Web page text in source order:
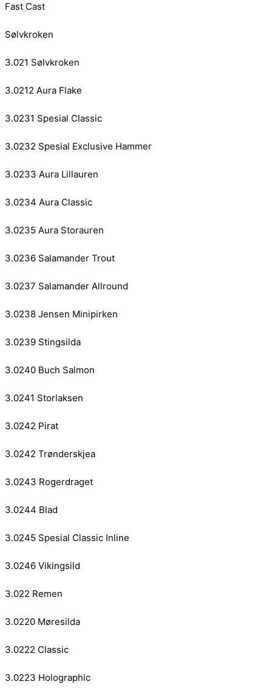
Fast Cast
Sølvkroken
3.021 Sølvkroken
3.0212 Aura Flake
3.0231 Spesial Classic
3.0232 Spesial Exclusive Hammer
3.0233 Aura Lillauren
3.0234 Aura Classic
3.0235 Aura Storauren
3.0236 Salamander Trout
3.0237 Salamander Allround
3.0238 Jensen Minipirken
3.0239 Stingsilda
3.0240 Buch Salmon
3.0241 Storlaksen
3.0242 Pirat
3.0242 Trønderskjea
3.0243 Rogerdraget
3.0244 Blad
3.0245 Spesial Classic Inline
3.0246 Vikingsild
3.022 Remen
3.0220 Møresilda
3.0222 Classic
3.0223 Holographic